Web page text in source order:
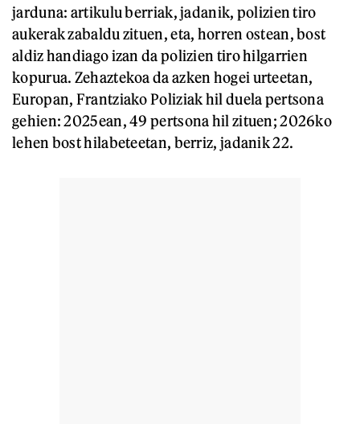
jarduna: artikulu berriak, jadanik, polizien tiro
aukerak zabaldu zituen, eta, horren ostean, bost
aldiz handiago izan da polizien tiro hilgarrien
kopurua. Zehaztekoa da azken hogei urteetan,
Europan, Frantziako Poliziak hil duela pertsona
gehien: 2025ean, 49 pertsona hil zituen; 2026ko
lehen bost hilabeteetan, berriz, jadanik 22.